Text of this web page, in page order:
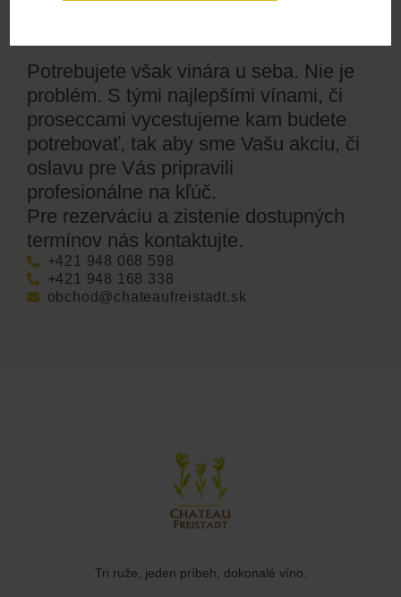
Potrebujete však vinára u seba. Nie je
problém. S tými najlepšími vínami, či
proseccami vycestujeme kam budete
potrebovať, tak aby sme Vašu akciu, či
oslavu pre Vás pripravili
profesionálne na kľúč.
Pre rezerváciu a zistenie dostupných
termínov nás kontaktujte.
+421 948 068 598
+421 948 168 338
obchod@chateaufreistadt.sk
Tri ruže, jeden príbeh, dokonalé víno.